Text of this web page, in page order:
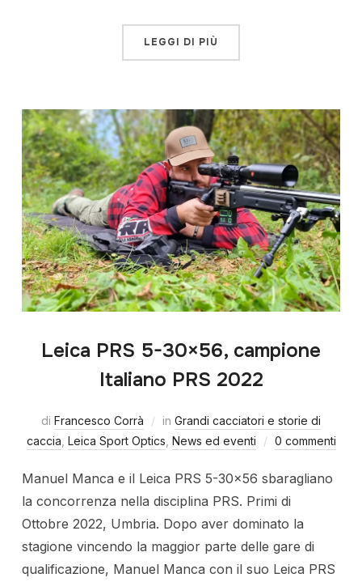
LEGGI DI PIÙ
Leica PRS 5-30×56, campione
Italiano PRS 2022
di Francesco Corrà in Grandi cacciatori e storie di
caccia Leica Sport Optics News ed eventi 0 commenti
Manuel Manca e il Leica PRS 5-30×56 sbaragliano
la concorrenza nella disciplina PRS. Primi di
Ottobre 2022, Umbria. Dopo aver dominato la
stagione vincendo la maggior parte delle gare di
qualificazione, Manuel Manca con il suo Leica PRS